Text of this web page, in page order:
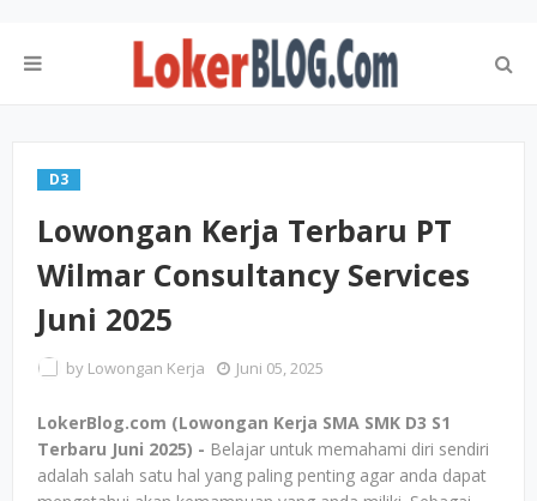
D3
Lowongan Kerja Terbaru PT
Wilmar Consultancy Services
Juni 2025
by Lowongan Kerja Juni 05, 2025
LokerBlog.com (Lowongan Kerja SMA SMK D3 S1
Terbaru Juni 2025) - Belajar untuk memahami diri sendiri
adalah salah satu hal yang paling penting agar anda dapat